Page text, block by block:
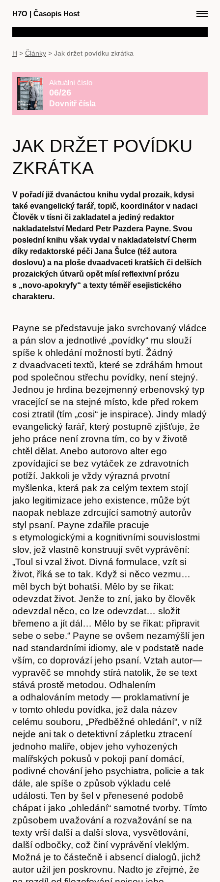
H7O | Časopis Host
Články
Časopis
Hostcast
H > Články > Jak držet povídku zkrátka
Aktuální číslo
06/26
Dovnitř čísla
JAK DRŽET POVÍDKU
ZKRÁTKA
V pořadí již dvanáctou knihu vydal prozaik, kdysi
také evangelický farář, topič, koordinátor v nadaci
Člověk v tísni či zakladatel a jediný redaktor
nakladatelství Medard Petr Pazdera Payne. Svou
poslední knihu však vydal v nakladatelství Cherm
díky redaktorské péči Jana Šulce (též autora
doslovu) a na ploše dvaadvaceti kratších či delších
prozaických útvarů opět mísí reflexivní prózu
s „novo-apokryfy“ a texty téměř esejistického
charakteru.
Payne se představuje jako svrchovaný vládce
a pán slov a jednotlivé „povídky“ mu slouží
spíše k ohledání možností bytí. Žádný
z dvaadvaceti textů, které se zdráhám hrnout
pod společnou střechu povídky, není stejný.
Jednou je hrdina bezejmenný erbenovský typ
vracející se na stejné místo, kde před rokem
cosi ztratil (tím „cosi“ je inspirace). Jindy mladý
evangelický farář, který postupně zjišťuje, že
jeho práce není zrovna tím, co by v životě
chtěl dělat. Anebo autorovo alter ego
zpovídající se bez vytáček ze zdravotních
potíží. Jakkoli je vždy výrazná prvotní
myšlenka, která pak za celým textem stojí
jako legitimizace jeho existence, může být
naopak neblaze zdrcující samotný autorův
styl psaní. Payne zdařile pracuje
s etymologickými a kognitivními souvislostmi
slov, jež vlastně konstruují svět vyprávění:
„Toul si vzal život. Divná formulace, vzít si
život, říká se to tak. Když si něco vezmu…
měl bych být bohatší. Mělo by se říkat:
odevzdat život. Jenže to zní, jako by člověk
odevzdal něco, co lze odevzdat… složit
břemeno a jít dál… Mělo by se říkat: připravit
sebe o sebe.“ Payne se ovšem nezamýšlí jen
nad standardními idiomy, ale v podstatě nade
vším, co doprovází jeho psaní. Vztah autor—
vypravěč se mnohdy stírá natolik, že se text
stává prostě metodou. Odhalením
a odhalováním metody — proklamativní je
v tomto ohledu povídka, jež dala název
celému souboru, „Předběžné ohledání“, v níž
nejde ani tak o detektivní zápletku ztracení
jednoho malíře, objev jeho vyhozených
malířských pokusů v pokoji paní domácí,
podivné chování jeho psychiatra, policie a tak
dále, ale spíše o způsob výkladu celé
události. Ten by šel v přenesené podobě
chápat i jako „ohledání“ samotné tvorby. Tímto
způsobem uvažování a rozvažování se na
texty vrší další a další slova, vysvětlování,
další odbočky, což činí vyprávění vleklým.
Možná je to částečně i absencí dialogů, jichž
autor užil jen poskrovnu. Nadto je zřejmé, že